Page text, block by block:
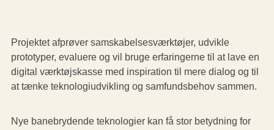
Projektet afprøver samskabelsesværktøjer, udvikle
prototyper, evaluere og vil bruge erfaringerne til at lave en
digital værktøjskasse med inspiration til mere dialog og til
at tænke teknologiudvikling og samfundsbehov sammen.
Nye banebrydende teknologier kan få stor betydning for